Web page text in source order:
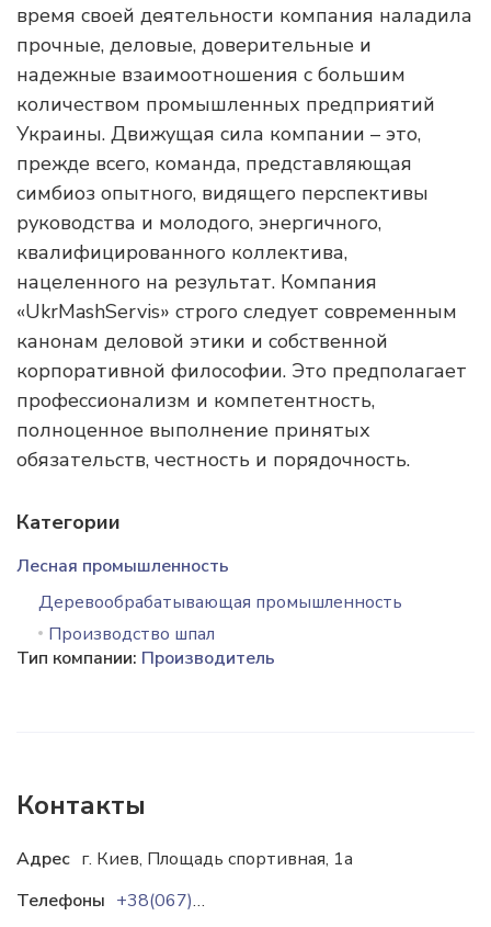
время своей деятельности компания наладила
прочные, деловые, доверительные и
надежные взаимоотношения с большим
количеством промышленных предприятий
Украины. Движущая сила компании – это,
прежде всего, команда, представляющая
симбиоз опытного, видящего перспективы
руководства и молодого, энергичного,
квалифицированного коллектива,
нацеленного на результат. Компания
«UkrMashServis» строго следует современным
канонам деловой этики и собственной
корпоративной философии. Это предполагает
профессионализм и компетентность,
полноценное выполнение принятых
обязательств, честность и порядочность.
Категории
Лесная промышленность
Деревообрабатывающая промышленность
Производство шпал
Тип компании: Производитель
Контакты
Адрес г. Киев, Площадь спортивная, 1а
Телефоны
+38(067)621-67-80